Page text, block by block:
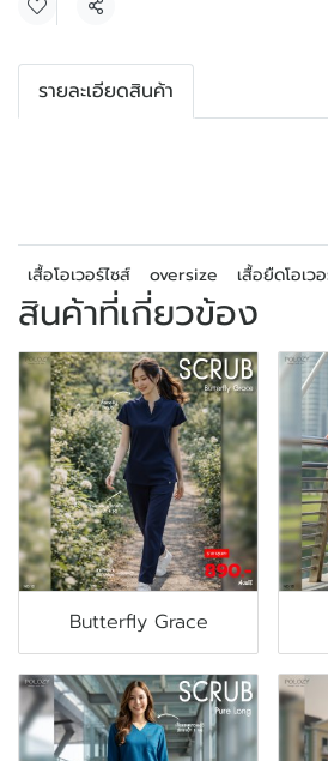
แชร์
รายละเอียดสินค้า
เสื้อโอเวอร์ไซส์ oversize เสื้อยืดโอเว
สินค้าที่เกี่ยวข้อง
Butterfly Grace